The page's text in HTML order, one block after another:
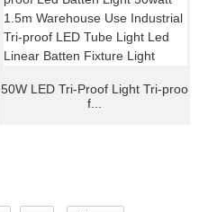
50W LED Tri-Proof Light Tri-proo
f...